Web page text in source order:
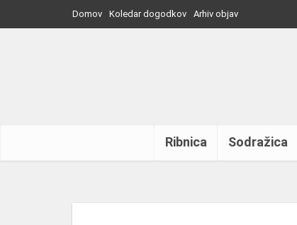
Domov Koledar dogodkov Arhiv objav
Ribnica Sodražica